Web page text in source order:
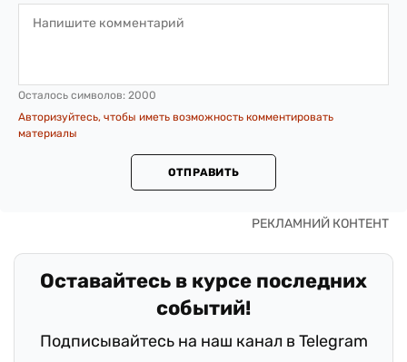
Осталось символов: 2000
Авторизуйтесь, чтобы иметь возможность комментировать
материалы
ОТПРАВИТЬ
Оставайтесь в курсе последних
событий!
Подписывайтесь на наш канал в Telegram